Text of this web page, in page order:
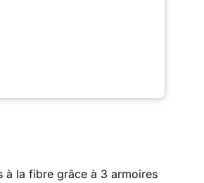
à la fibre grâce à 3 armoires